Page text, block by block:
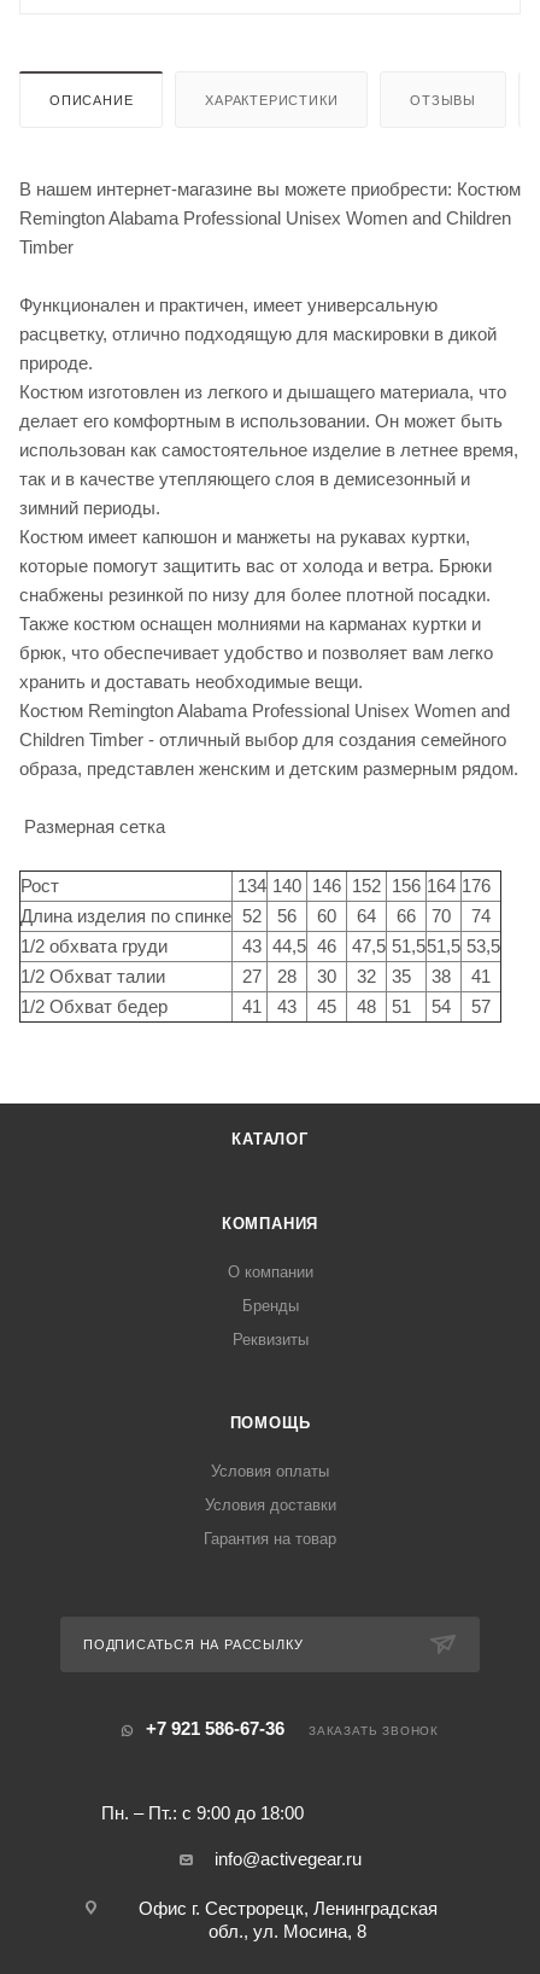
ОПИСАНИЕ ХАРАКТЕРИСТИКИ ОТЗЫВЫ
В нашем интернет-магазине вы можете приобрести: Костюм
Remington Alabama Professional Unisex Women and Children
Timber
Функционален и практичен, имеет универсальную
расцветку, отлично подходящую для маскировки в дикой
природе.
Костюм изготовлен из легкого и дышащего материала, что
делает его комфортным в использовании. Он может быть
использован как самостоятельное изделие в летнее время,
так и в качестве утепляющего слоя в демисезонный и
зимний периоды.
Костюм имеет капюшон и манжеты на рукавах куртки,
которые помогут защитить вас от холода и ветра. Брюки
снабжены резинкой по низу для более плотной посадки.
Также костюм оснащен молниями на карманах куртки и
брюк, что обеспечивает удобство и позволяет вам легко
хранить и доставать необходимые вещи.
Костюм Remington Alabama Professional Unisex Women and
Children Timber - отличный выбор для создания семейного
образа, представлен женским и детским размерным рядом.
Размерная сетка
Рост 134 140 146 152 156 164 176
Длина изделия по спинке 52 56 60 64 66 70
74
1/2 обхвата груди
43 44,5 46 47,5 51,551,5 53,5
1/2 Обхват талии
27 28 30 32 35 38
41
1/2 Обхват бедер
41 43 45 48 51 54 57
КАТАЛОГ
КОМПАНИЯ
О компании
Бренды
Реквизиты
ПОМОЩЬ
Условия оплаты
Условия доставки
Гарантия на товар
ПОДПИСАТЬСЯ НА РАССЫЛКУ
+7 921 586-67-36
Пн. – Пт.: с 9:00 до 18:00
ЗАКАЗАТЬ ЗВОНОК
info@activegear.ru
Офис г. Сестрорецк, Ленинградская
обл., ул. Мосина, 8